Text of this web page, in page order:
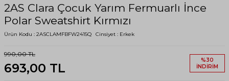
2AS Clara Çocuk Yarım Fermuarlı İnce
Polar Sweatshirt Kırmızı
Ürün Kodu : 2ASCLAMFBFW2415Q Cinsiyet : Erkek
990,00TL
693,00 TL
%30
İNDIRIM